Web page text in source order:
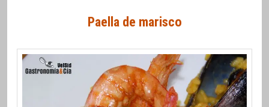
Paella de marisco